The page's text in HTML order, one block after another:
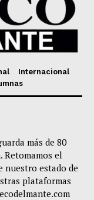
Internacional
más de 80
Retomamos el
nuestro estado de
plataformas